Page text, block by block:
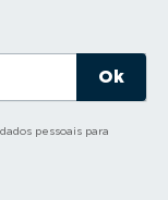
pessoais para